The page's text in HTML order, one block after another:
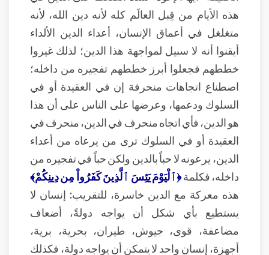
هذه الأيام من قِبل العالَم كله لأنه دين الله، لأنه
متغلغل في أعماق الإنسان، أعداء الدين الألداء
أيقنوا أنه لا سبيل لمواجهة هذا الدين؛ لذلك غيروا
خططهم فجعلوا أبرز خططهم تفجيره من داخله؛
اصطناع اتجاهات منحرفة إن في العقيدة أو في
السلوك ودعمها، وعرضها على الناس على أن هذا
هو الدين، فأي اتجاه منحرف في الدين، منحرف في
العقيدة أو في السلوك ترى من يرعاه من أعداء
الدين، يرعونه لا حباً بالدين ولكن حباً في تفجيره من
داخله، فكلمة﴿ٱلْيَوْمَ يَئِسَ ٱلَّذِينَ كَفَرُواْ مِن دِينِكُمْ﴾
هذه معركة مع الدين خاسرة، للتقريب: إنسان لا
يستطيع بأي شكل أن يواجه دولةً، أضعاف
مضاعفة، قوى، جيوش، طيران، بحرية، برية،
أجهزة، إنسان واحد لا يتمكن أن يواجه دولة، فكذلك